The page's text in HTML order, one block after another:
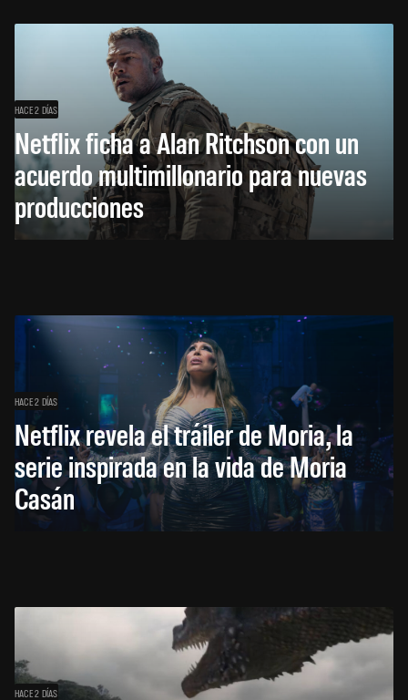
HACE 2 DÍAS
Netflix ficha a Alan Ritchson con un
acuerdo multimillonario para nuevas
producciones
HACE 2 DÍAS
Netflix revela el tráiler de Moria, la
serie inspirada en la vida de Moria
Casán
HACE 2 DÍAS